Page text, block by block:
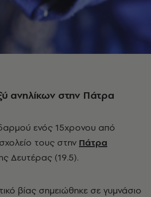
ανηλίκων στην Πάτρα
ενός 15χρονου από
τους στην Πάτρα
Δευτέρας (19.5).
βίας σημειώθηκε σε γυμνάσιο